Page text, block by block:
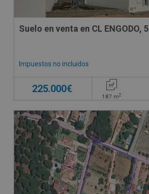
Suelo en venta en CL ENGODO, 5
Impuestos no incluidos
225.000€
187 m2
CONDICIONES ESPECIALES